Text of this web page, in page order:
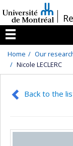
au
contenu
/
Menu
Home Our
Nicole LECLERC
Back to the